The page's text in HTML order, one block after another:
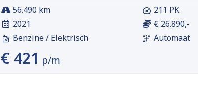
56.490 km
2021
Benzine / Elektrisch
211 PK
€ 26.890,-
Automaat
€ 421 p/m